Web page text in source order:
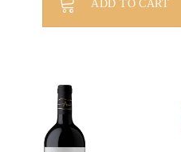
ADD TO CART